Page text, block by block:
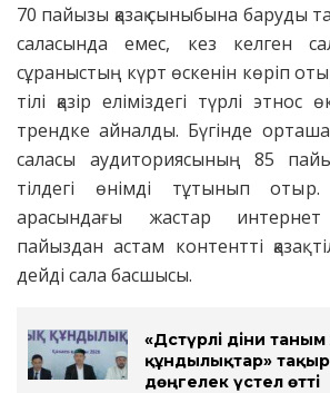
70 пайызы қазақ сыныбына баруды
саласында емес, кез келген
сұраныстың күрт өскенін көріп
тілі қазір еліміздегі түрлі этнос
трендке айналды. Бүгінде
саласы аудиториясының 85
тілдегі өнімді тұтынып
арасындағы жастар интернет
пайыздан астам контентті қазақ
дейді сала басшысы.
«Дәстүрлі діни
құндылықтар»
дөңгелек үстел өтті